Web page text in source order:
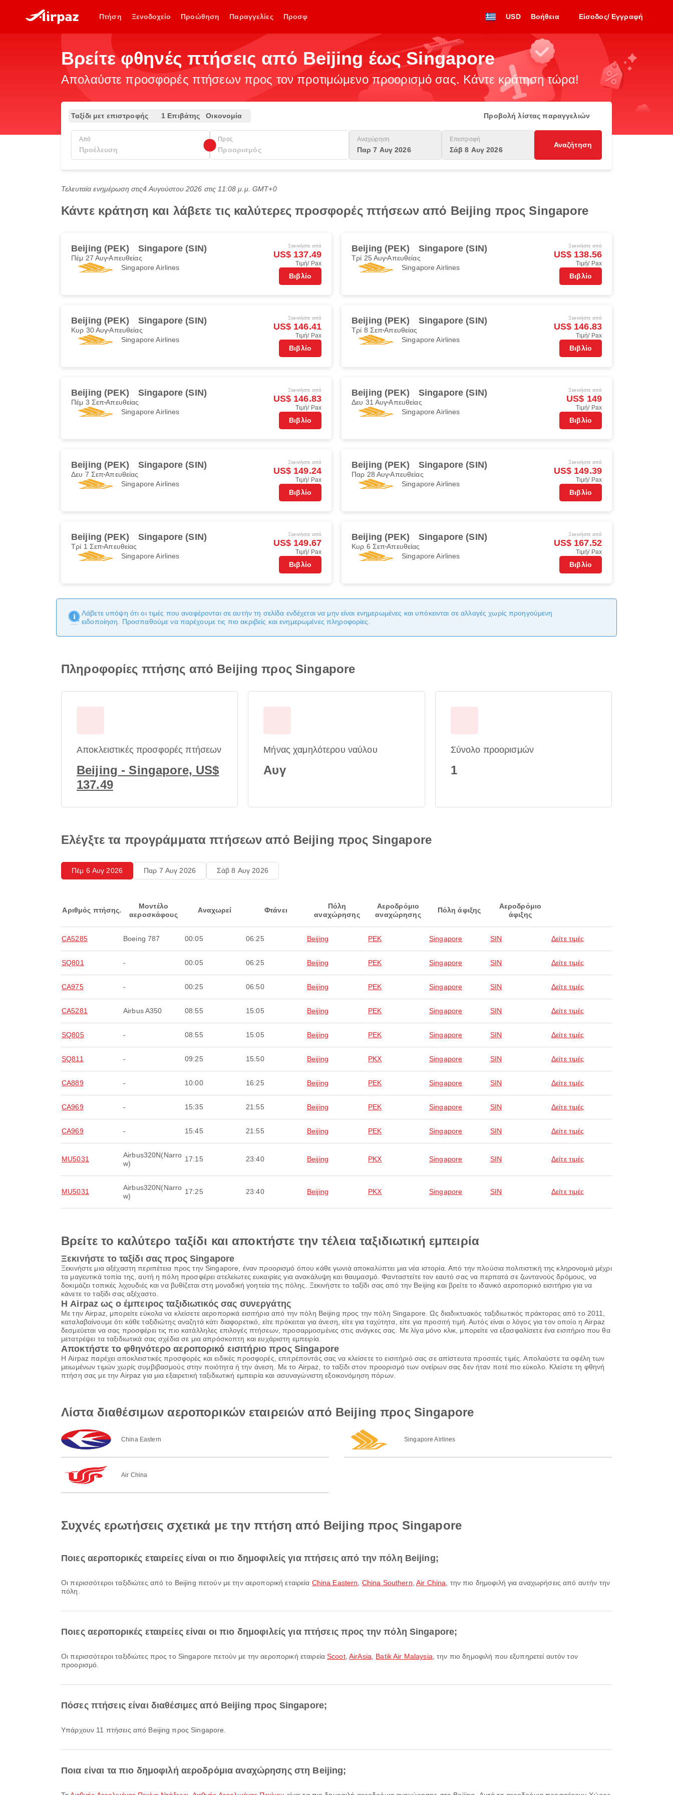
Πτήση Ξενοδοχείο Προώθηση Παραγγελίες Προσφ USD Βοήθεια Είσοδος/ Εγγραφή
Βρείτε φθηνές πτήσεις από Beijing έως Singapore
Απολαύστε προσφορές πτήσεων προς τον προτιμώμενο προορισμό σας. Κάντε κράτηση τώρα!
Ταξίδι μετ επιστροφής 1 Επιβάτης Οικονομία Προβολή λίστας παραγγελιών
Από Προς Αναχώρηση
Παρ 7 Αυγ 2026
Επιστροφή
Σάβ 8 Αυγ 2026
Αναζήτηση
Τελευταία ενημέρωση στις4 Αυγούστου 2026 στις 11:08 μ.μ. GMT+0
Κάντε κράτηση και λάβετε τις καλύτερες προσφορές πτήσεων από Beijing προς Singapore
Beijing (PEK) Singapore (SIN)
Πέμ 27 ΑυγΑπευθείας
Singapore Airlines
Ξεκινήστε από
US$ 137.49
Τιμή/ Pax
Βιβλίο
Beijing (PEK) Singapore (SIN)
Τρί 25 ΑυγΑπευθείας
Singapore Airlines
Ξεκινήστε από
US$ 138.56
Τιμή/ Pax
Βιβλίο
Beijing (PEK) Singapore (SIN)
Κυρ 30 ΑυγΑπευθείας
Singapore Airlines
Ξεκινήστε από
US$ 146.41
Τιμή/ Pax
Βιβλίο
Beijing (PEK) Singapore (SIN)
Τρί 8 ΣεπΑπευθείας
Singapore Airlines
Ξεκινήστε από
US$ 146.83
Τιμή/ Pax
Βιβλίο
Beijing (PEK) Singapore (SIN)
Πέμ 3 ΣεπΑπευθείας
Singapore Airlines
Ξεκινήστε από
US$ 146.83
Τιμή/ Pax
Βιβλίο
Beijing (PEK) Singapore (SIN)
Δευ 31 ΑυγΑπευθείας
Singapore Airlines
Ξεκινήστε από
US$ 149
Τιμή/ Pax
Βιβλίο
Beijing (PEK) Singapore (SIN)
Δευ 7 ΣεπΑπευθείας
Singapore Airlines
Ξεκινήστε από
US$ 149.24
Τιμή/ Pax
Βιβλίο
Beijing (PEK) Singapore (SIN)
Παρ 28 ΑυγΑπευθείας
Singapore Airlines
Ξεκινήστε από
US$ 149.39
Τιμή/ Pax
Βιβλίο
Beijing (PEK) Singapore (SIN)
Τρί 1 ΣεπΑπευθείας
Singapore Airlines
Ξεκινήστε από
US$ 149.67
Τιμή/ Pax
Βιβλίο
Beijing (PEK) Singapore (SIN)
Κυρ 6 ΣεπΑπευθείας
Singapore Airlines
Ξεκινήστε από
US$ 167.52
Τιμή/ Pax
Βιβλίο
Λάβετε υπόψη ότι οι τιμές που αναφέρονται σε αυτήν τη σελίδα ενδέχεται να μην είναι ενημερωμένες και υπόκεινται σε αλλαγές χωρίς προηγούμενη
ειδοποίηση. Προσπαθούμε να παρέχουμε τις πιο ακριβείς και ενημερωμένες πληροφορίες.
Πληροφορίες πτήσης από Beijing προς Singapore
Αποκλειστικές προσφορές πτήσεων
Beijing - Singapore, US$
137.49
Μήνας χαμηλότερου ναύλου
Αυγ
Σύνολο προορισμών
1
Ελέγξτε τα προγράμματα πτήσεων από Beijing προς Singapore
Πέμ 6 Αυγ 2026 Παρ 7 Αυγ 2026 Σάβ 8 Αυγ 2026
Αριθμός πτήσης.
Μοντέλο
αεροσκάφους
Αναχωρεί Φτάνει
Πόλη
αναχώρησης
Αεροδρόμιο
αναχώρησης
Πόλη άφιξης
Αεροδρόμιο
άφιξης
CA5285 Boeing 787 00:05 06:25 Beijing PEK Singapore SIN Δείτε τιμές
SQ801 - 00:05 06:25 Beijing PEK Singapore SIN Δείτε τιμές
CA975 - 00:25 06:50 Beijing PEK Singapore SIN Δείτε τιμές
CA5281 Airbus A350 08:55 15:05 Beijing PEK Singapore SIN Δείτε τιμές
SQ805 - 08:55 15:05 Beijing PEK Singapore SIN Δείτε τιμές
SQ811 - 09:25 15:50 Beijing PKX Singapore SIN Δείτε τιμές
CA889 - 10:00 16:25 Beijing PEK Singapore SIN Δείτε τιμές
CA969 - 15:35 21:55 Beijing PEK Singapore SIN Δείτε τιμές
CA969 - 15:45 21:55 Beijing PEK Singapore SIN Δείτε τιμές
MU5031
Airbus320N(Narro
w)
17:15 23:40 Beijing PKX Singapore SIN Δείτε τιμές
MU5031
Airbus320N(Narro
w)
17:25 23:40 Beijing PKX Singapore SIN Δείτε τιμές
Βρείτε το καλύτερο ταξίδι και αποκτήστε την τέλεια ταξιδιωτική εμπειρία
Ξεκινήστε το ταξίδι σας προς Singapore
Ξεκινήστε μια αξέχαστη περιπέτεια προς την Singapore, έναν προορισμό όπου κάθε γωνιά αποκαλύπτει μια νέα ιστορία. Από την πλούσια πολιτιστική της κληρονομιά μέχρι
τα μαγευτικά τοπία της, αυτή η πόλη προσφέρει ατελείωτες ευκαιρίες για ανακάλυψη και θαυμασμό. Φανταστείτε τον εαυτό σας να περπατά σε ζωντανούς δρόμους, να
δοκιμάζει τοπικές λιχουδιές και να βυθίζεται στη μοναδική γοητεία της πόλης. Ξεκινήστε το ταξίδι σας από την Beijing και βρείτε το ιδανικό αεροπορικό εισιτήριο για να
κάνετε το ταξίδι σας αξέχαστο.
Η Airpaz ως ο έμπειρος ταξιδιωτικός σας συνεργάτης
Με την Airpaz, μπορείτε εύκολα να κλείσετε αεροπορικά εισιτήρια από την πόλη Beijing προς την πόλη Singapore. Ως διαδικτυακός ταξιδιωτικός πράκτορας από το 2011,
καταλαβαίνουμε ότι κάθε ταξιδιώτης αναζητά κάτι διαφορετικό, είτε πρόκειται για άνεση, είτε για ταχύτητα, είτε για προσιτή τιμή. Αυτός είναι ο λόγος για τον οποίο η Airpaz
δεσμεύεται να σας προσφέρει τις πιο κατάλληλες επιλογές πτήσεων, προσαρμοσμένες στις ανάγκες σας. Με λίγα μόνο κλικ, μπορείτε να εξασφαλίσετε ένα εισιτήριο που θα
μετατρέψει τα ταξιδιωτικά σας σχέδια σε μια απρόσκοπτη και ευχάριστη εμπειρία.
Αποκτήστε το φθηνότερο αεροπορικό εισιτήριο προς Singapore
Η Airpaz παρέχει αποκλειστικές προσφορές και ειδικές προσφορές, επιτρέποντάς σας να κλείσετε το εισιτήριό σας σε απίστευτα προσιτές τιμές. Απολαύστε τα οφέλη των
μειωμένων τιμών χωρίς συμβιβασμούς στην ποιότητα ή την άνεση. Με το Airpaz, το ταξίδι στον προορισμό των ονείρων σας δεν ήταν ποτέ πιο εύκολο. Κλείστε τη φθηνή
πτήση σας με την Airpaz για μια εξαιρετική ταξιδιωτική εμπειρία και ασυναγώνιστη εξοικονόμηση πόρων.
Λίστα διαθέσιμων αεροπορικών εταιρειών από Beijing προς Singapore
China Eastern Singapore Airlines
Air China
Συχνές ερωτήσεις σχετικά με την πτήση από Beijing προς Singapore
Ποιες αεροπορικές εταιρείες είναι οι πιο δημοφιλείς για πτήσεις από την πόλη Beijing;
Οι περισσότεροι ταξιδιώτες από το Beijing πετούν με την αεροπορική εταιρεία China Eastern China Southern Air China , την πιο δημοφιλή για αναχωρήσεις από αυτήν την
πόλη.
Ποιες αεροπορικές εταιρείες είναι οι πιο δημοφιλείς για πτήσεις προς την πόλη Singapore;
Οι περισσότεροι ταξιδιώτες προς το Singapore πετούν με την αεροπορική εταιρείαScoot,AirAsia Batik Air Malaysia , την πιο δημοφιλή που εξυπηρετεί αυτόν τον
προορισμό.
Πόσες πτήσεις είναι διαθέσιμες από Beijing προς Singapore;
Υπάρχουν 11 πτήσεις από Beijing προς Singapore.
Ποια είναι τα πιο δημοφιλή αεροδρόμια αναχώρησης στη Beijing;